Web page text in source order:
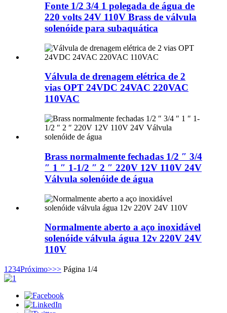
Fonte 1/2 3/4 1 polegada de água de
220 volts 24V 110V Brass de válvula
solenóide para subaquática
Válvula de drenagem elétrica de 2
vias OPT 24VDC 24VAC 220VAC
110VAC
Brass normalmente fechadas 1/2 ″ 3/4
″ 1 ″ 1-1/2 ″ 2 ″ 220V 12V 110V 24V
Válvula solenóide de água
Normalmente aberto a aço inoxidável
solenóide válvula água 12v 220V 24V
110V
1 234Próximo>>> Página 1/4